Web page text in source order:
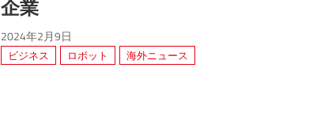
企業
2024年2月9日
ビジネス ロボット 海外ニュース